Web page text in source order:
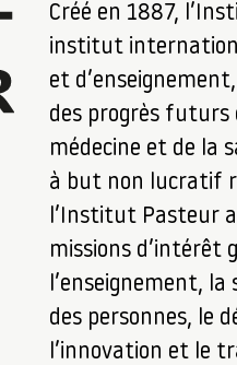
Créé en 1887,
institut
et
des progrès futurs
médecine et de la
à but non lucratif
l’Institut Pasteur
missions d’intérêt
l’enseignement,
des personnes, le
l’innovation et le